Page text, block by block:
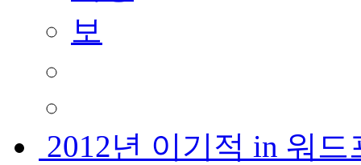
2012년 이기적 in 워